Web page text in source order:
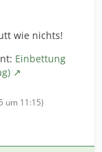
wie nichts!
Einbettung
um 11:15)